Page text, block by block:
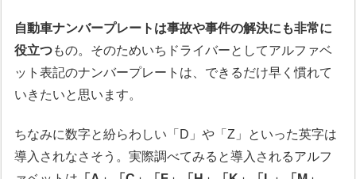
自動車ナンバープレートは事故や事件の解決にも非常に
役立つもの。そのためいちドライバーとしてアルファベ
ット表記のナンバープレートは、できるだけ早く慣れて
いきたいと思います。
ちなみに数字と紛らわしい「D」や「Z」といった英字は
導入されなさそう。実際調べてみると導入されるアルフ